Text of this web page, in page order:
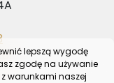
lepszą wygodę
zgodę na używanie
warunkami naszej